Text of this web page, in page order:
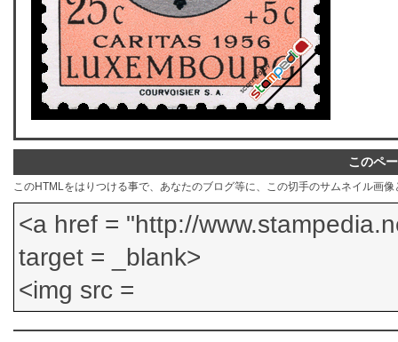
このペ
このHTMLをはりつける事で、あなたのブログ等に、この切手のサムネイル画